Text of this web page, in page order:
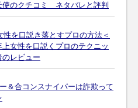
のクチコミ ネタバレと評判
を口説き落とすプロの方法＜
女性を口説くプロのテクニッ
レビュー
＆合コンスナイパーは詐欺って